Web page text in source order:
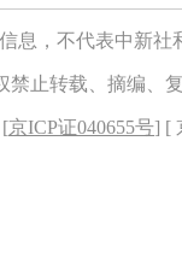
息，不代表中新
禁止转载、摘编、
京ICP证040655号] [